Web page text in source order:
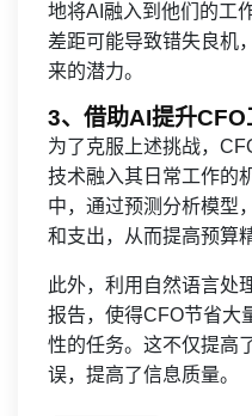
地将AI融入到他们的工
差距可能导致错失良机
来的潜力。
3、借助AI提升CFO
为了克服上述挑战，
技术融入其日常工作的
中，通过预测分析模型
和支出，从而提高预算
此外，利用自然语言处
报告，使得CFO节省大
性的任务。这不仅提高
误，提高了信息质量。